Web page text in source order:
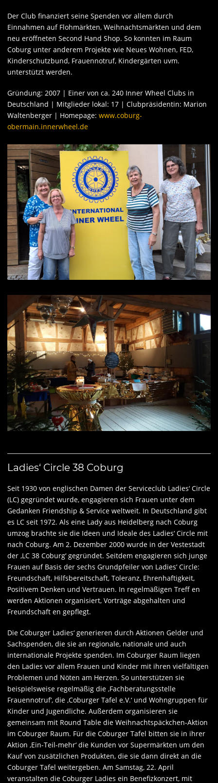
Der Club finanziert seine Spenden vor allem durch
Einnahmen auf Flohmärkten, Weihnachtsmärkten und dem
neu eröffneten Second Hand Shop. So konnten im Raum
Coburg unter anderem Projekte wie Neues Wohnen, FED,
Kinderschutzbund, Frauennotruf, Kindergärten uvm.
unterstützt werden.
Gründung: 2007 | Einer von ca. 240 Inner Wheel Clubs in
Deutschland | Mitglieder lokal: 17 | Clubpräsidentin: Marion
Waltenberger | Homepage: www.coburg-
obermain.innerwheel.de
Ladies‘ Circle 38 Coburg
Seit 1930 von englischen Damen der Serviceclub Ladies‘ Circle
(LC) gegründet wurde, engagieren sich Frauen unter dem
Gedanken Friendship & Service weltweit. In Deutschland gibt
es LC seit 1972. Als eine Lady aus Heidelberg nach Coburg
umzog brachte sie die Ideen und Ideale des Ladies‘ Circle mit
nach Coburg. Am 2. Dezember 2000 wurde in der Vestestadt
der ‚LC 38 Coburg‘ gegründet. Seitdem engagieren sich junge
Frauen auf Basis der sechs Grundpfeiler von Ladies’ Circle:
Freundschaft, Hilfsbereitschaft, Toleranz, Ehrenhaftigkeit,
Positivem Denken und Vertrauen. In regelmäßigen Treff en
werden Aktionen organisiert, Vorträge abgehalten und
Freundschaft en gepflegt.
Die Coburger Ladies‘ generieren durch Aktionen Gelder und
Sachspenden, die sie an regionale, nationale und auch
internationale Projekte spenden. Im Coburger Raum liegen
den Ladies vor allem Frauen und Kinder mit ihren vielfältigen
Problemen und Nöten am Herzen. So unterstützen sie
beispielsweise regelmäßig die ‚Fachberatungsstelle
Frauennotruf‘, die ‚Coburger Tafel e.V.‘ und Wohngruppen für
Kinder und Jugendliche. Außerdem organisieren sie
gemeinsam mit Round Table die Weihnachtspäckchen-Aktion
im Coburger Raum. Für die Coburger Tafel bitten sie in ihrer
Aktion ‚Ein-Teil-mehr‘ die Kunden vor Supermärkten um den
Kauf von zusätzlichen Produkten, die sie dann direkt an die
Coburger Tafel weitergeben. Am Samstag, 22. April
veranstalten die Coburger Ladies ein Benefizkonzert, mit